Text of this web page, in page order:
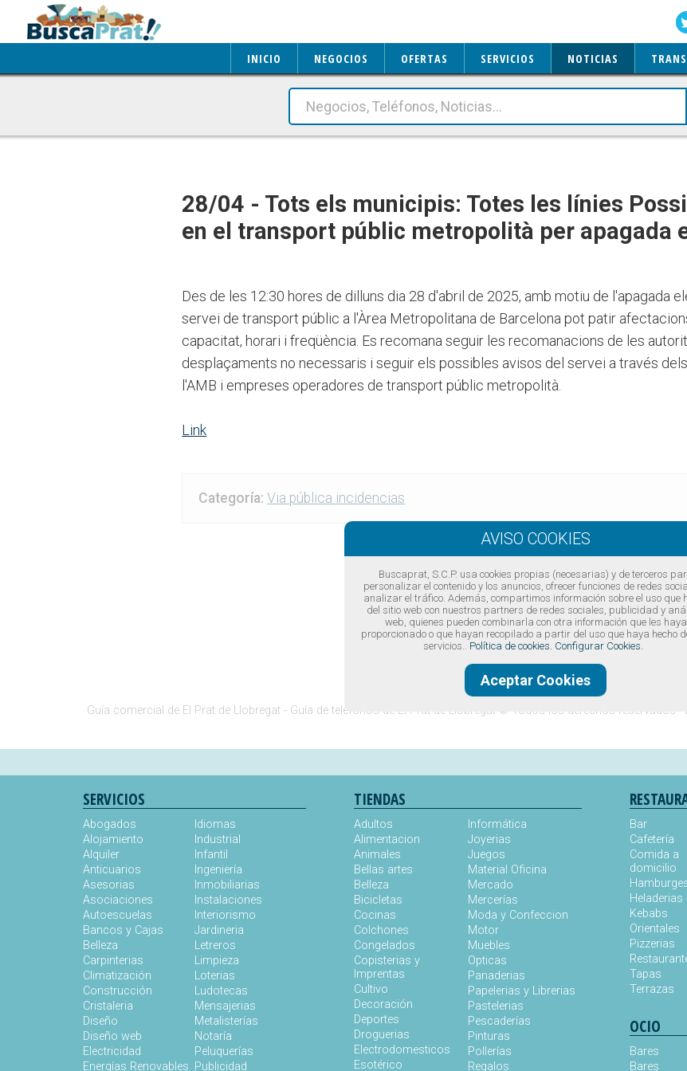
INICIO NEGOCIOS OFERTAS SERVICIOS NOTICIAS
28/04 - Tots els municipis: Totes les línies
en el transport públic metropolità per apagada
Des de les 12:30 hores de dilluns dia 28 d'abril de 2025, amb motiu de l'apagada
servei de transport públic a l'Àrea Metropolitana de Barcelona pot patir
capacitat, horari i freqüència. Es recomana seguir les recomanacions de les
desplaçaments no necessaris i seguir els possibles avisos del servei a través
l'AMB i empreses operadores de transport públic metropolità.
Link
Categoría:Via pública incidencias
Diseño web Barcelona·Buscaprat aColor
Guía comercial de El Prat de Llobregat - Guía de teléfonos de El Prat de Llobregat© Todos los derechos reservados -
SERVICIOS
Abogados
Alojamiento
Alquiler
Anticuarios
Asesorias
Asociaciones
Autoescuelas
Bancos y Cajas
Belleza
Carpinterias
Climatización
Construcción
Cristaleria
Diseño
Diseño web
Electricidad
Energías Renovables
Idiomas
Industrial
Infantil
Ingeniería
Inmobiliarias
Instalaciones
Interiorismo
Jardineria
Letreros
Limpieza
Loterias
Ludotecas
Mensajerias
Metalisterías
Notaría
Peluquerías
Publicidad
TIENDAS
Adultos
Alimentacion
Animales
Bellas artes
Belleza
Bicicletas
Cocinas
Colchones
Congelados
Copisterias y
Imprentas
Cultivo
Decoración
Deportes
Droguerias
Electrodomesticos
Esotérico
Informática
Joyerias
Juegos
Material Oficina
Mercado
Mercerías
Moda y Confeccion
Motor
Muebles
Opticas
Panaderias
Papelerias y Librerias
Pastelerias
Pescaderías
Pinturas
Pollerías
Regalos
Bar
Cafetería
Comida a
domicilio
Heladerias
Kebabs
Orientales
Pizzerias
Tapas
Terrazas
OCIO
Bares
Bares
Buscaprat, S.C.P. usa cookies propias (necesarias) y de terceros
personalizar el contenido y los anuncios, ofrecer funciones de redes
analizar el tráfico. Además, compartimos información sobre el uso que
del sitio web con nuestros partners de redes sociales, publicidad y
web, quienes pueden combinarla con otra información que les haya
proporcionado o que hayan recopilado a partir del uso que haya hecho
servicios.. Política de cookies. Configurar Cookies.
Aceptar Cookies